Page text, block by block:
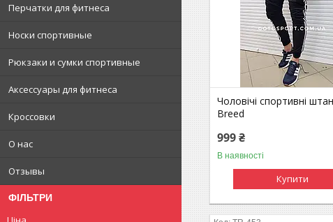
Перчатки для фитнеса
Носки спортивные
Рюкзаки и сумки спортивные
Аксессуары для фитнеса
Кроссовки
О нас
Отзывы
ФІЛЬТРИ
Чоловічі спортивні
Breed
999 ₴
В наявності
Купити